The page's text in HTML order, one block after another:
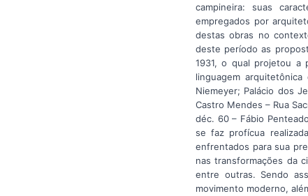
campineira: suas
empregados por
destas obras no
deste período as
1931, o qual projetou a
linguagem
Niemeyer; Palácio dos
Castro Mendes – Rua
déc. 60 – Fábio
se faz profícua
enfrentados para sua
nas transformações da
entre outras. Sendo
movimento moderno,